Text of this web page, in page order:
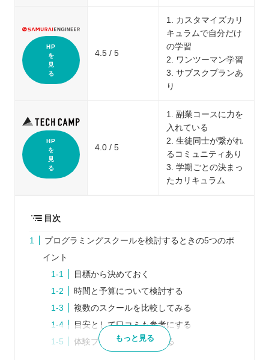
HP
を
見
る
4.5 / 5
1. カスタマイズカリ
キュラムで自分だけ
の学習
2. ワンツーマン学習
3. サブスクプランあ
り
HP
を
見
る
4.0 / 5
1. 副業コースに力を
入れている
2. 生徒同士が繋がれ
るコミュニティあり
3. 学期ごとの決まっ
たカリキュラム
目次
プログラミングスクールを検討するときの5つのポ
イント
目標から決めておく
時間と予算について検討する
複数のスクールを比較してみる
目安として口コミも参考にする
体験プログラムに参加する
もっと見る